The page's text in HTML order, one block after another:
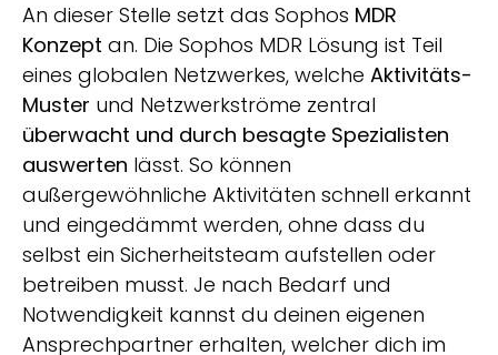
An dieser Stelle setzt das Sophos MDR
Konzept an. Die Sophos MDR Lösung ist Teil
eines globalen Netzwerkes, welche Aktivitäts-
Muster und Netzwerkströme zentral
überwacht und durch besagte Spezialisten
auswerten lässt. So können
außergewöhnliche Aktivitäten schnell erkannt
und eingedämmt werden, ohne dass du
selbst ein Sicherheitsteam aufstellen oder
betreiben musst. Je nach Bedarf und
Notwendigkeit kannst du deinen eigenen
Ansprechpartner erhalten, welcher dich im